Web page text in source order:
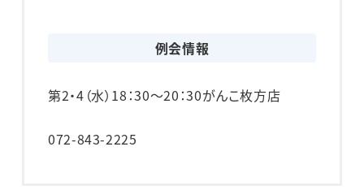
例会情報
第2・4（水） 18：30～20：30がんこ枚方店
072-843-2225